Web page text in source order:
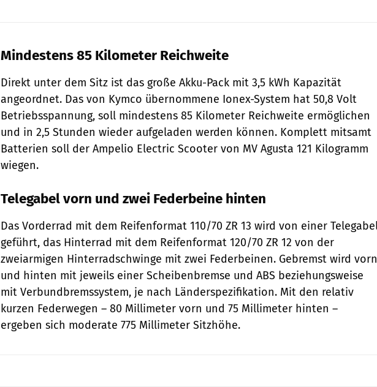
Mindestens 85 Kilometer Reichweite
Direkt unter dem Sitz ist das große Akku-Pack mit 3,5 kWh Kapazität
angeordnet. Das von Kymco übernommene Ionex-System hat 50,8 Volt
Betriebsspannung, soll mindestens 85 Kilometer Reichweite ermöglichen
und in 2,5 Stunden wieder aufgeladen werden können. Komplett mitsamt
Batterien soll der Ampelio Electric Scooter von MV Agusta 121 Kilogramm
wiegen.
Telegabel vorn und zwei Federbeine hinten
Das Vorderrad mit dem Reifenformat 110/70 ZR 13 wird von einer
geführt, das Hinterrad mit dem Reifenformat 120/70 ZR 12 von der
zweiarmigen Hinterradschwinge mit zwei Federbeinen. Gebremst wird vorn
und hinten mit jeweils einer Scheibenbremse und ABS beziehungsweise
mit Verbundbremssystem, je nach Länderspezifikation. Mit den relativ
kurzen Federwegen – 80 Millimeter vorn und 75 Millimeter hinten –
ergeben sich moderate 775 Millimeter Sitzhöhe.